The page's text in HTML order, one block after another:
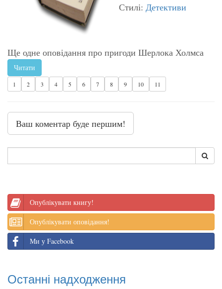
Стилі: Детективи
Ще одне оповідання про пригоди Шерлока Холмса
Читати
1 2 3 4 5 6 7 8 9 10 11
Ваш коментар буде першим!
Опублікувати книгу!
Опублікувати оповідання!
Ми у Facebook
Останні надходження